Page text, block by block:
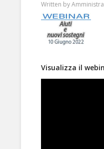
Written by
Visualizza il